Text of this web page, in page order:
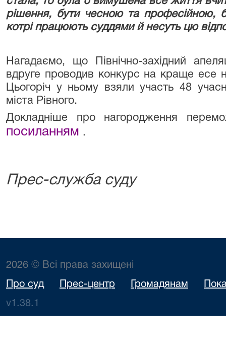
рішення, бути чесною та професійною,
котрі працюють суддями й несуть цю
Нагадаємо, що Північно-західний
вдруге проводив конкурс на краще есе
Цьогоріч у ньому взяли участь 48
міста Рівного.
Докладніше про нагородження
посиланням .
Прес-служба суду
2026 © Всі права захищені
Про суд Прес-центр Громадянам
v1.38.1